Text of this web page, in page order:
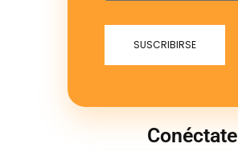
Conéctate